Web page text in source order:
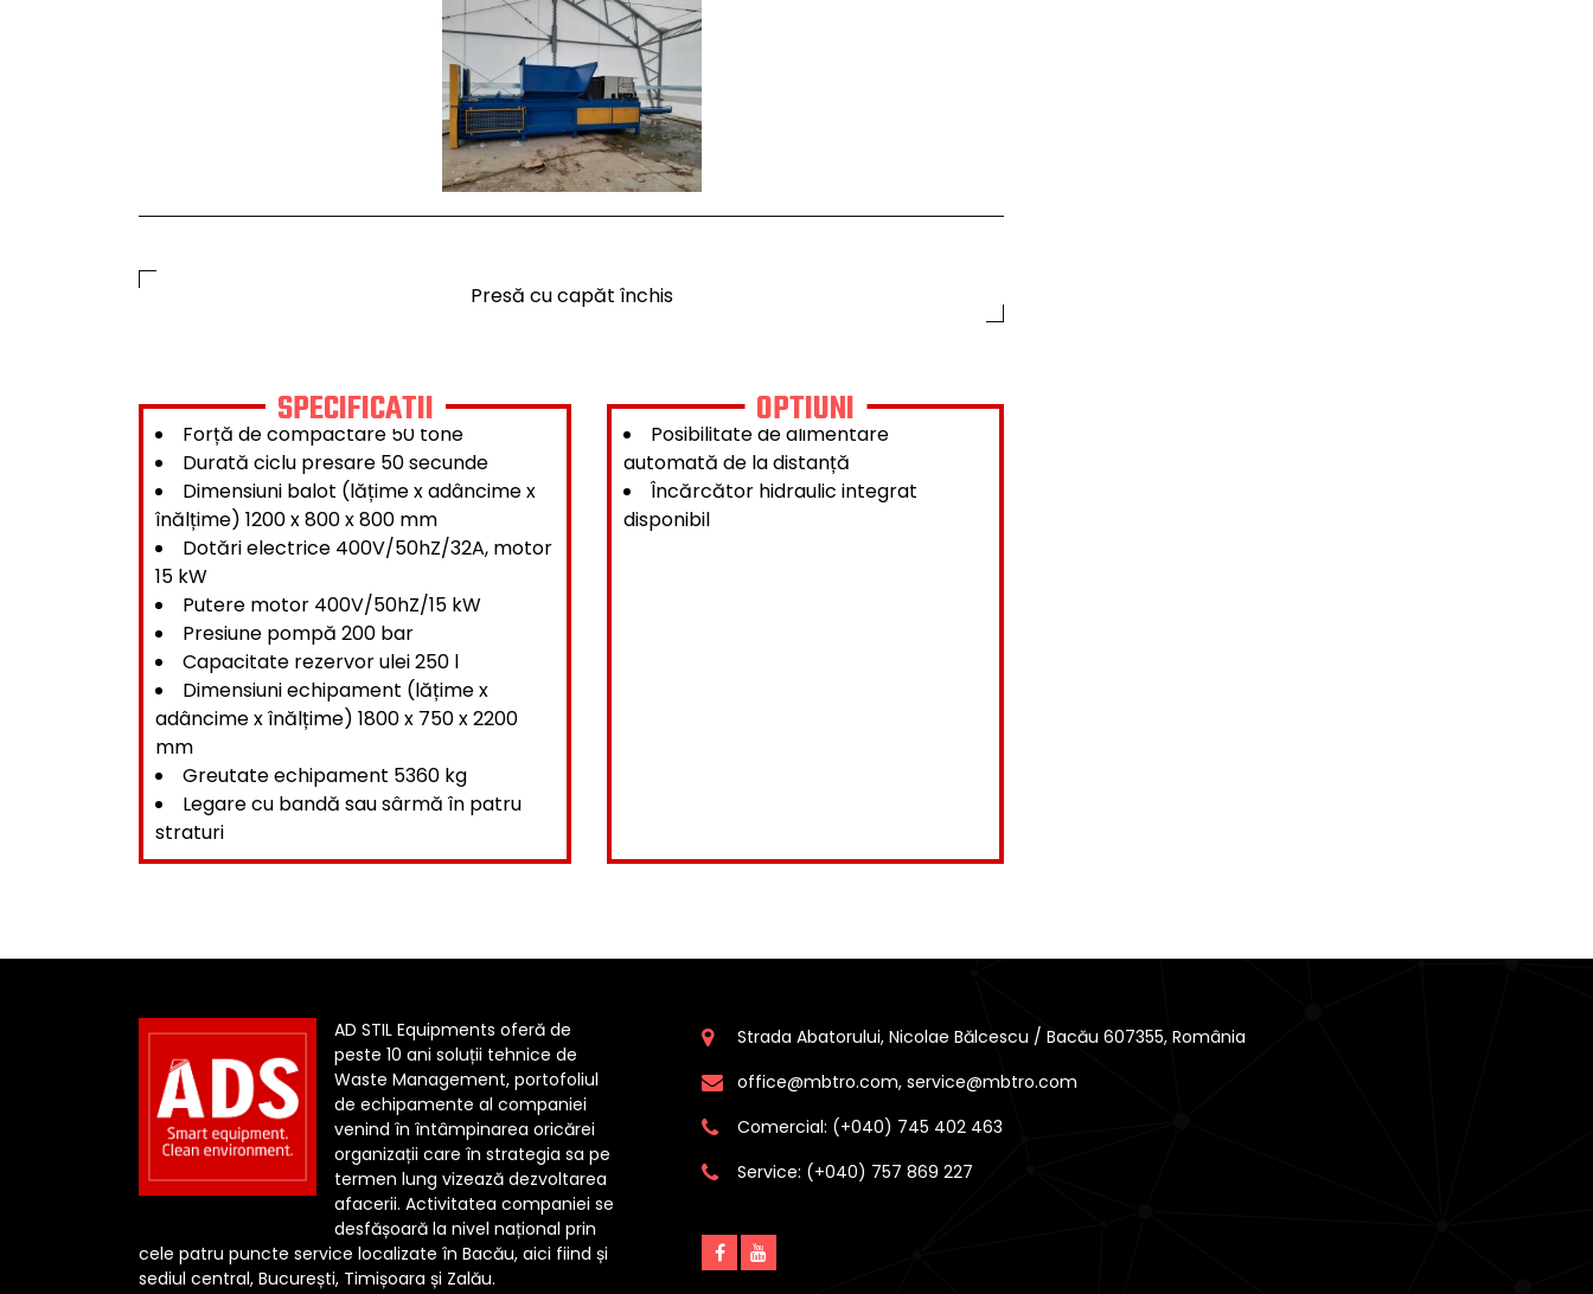
Ușurință în utilizare ca urmare a operării automate
SPECIFICATII
Forță de compactare 50 tone
Durată ciclu presare 50 secunde
Dimensiuni balot (lățime x adâncime x
înălțime) 1200 x 800 x 800 mm
Dotări electrice 400V/50hZ/32A, motor
15 kW
Putere motor 400V/50hZ/15 kW
Presiune pompă 200 bar
Capacitate rezervor ulei 250 l
Dimensiuni echipament (lățime x
adâncime x înălțime) 1800 x 750 x 2200
mm
Greutate echipament 5360 kg
Legare cu bandă sau sârmă în patru
straturi
OPTIUNI
Posibilitate de alimentare
automată de la distanță
Încărcător hidraulic integrat
disponibil
AD STIL Equipments oferă de
peste 10 ani soluții tehnice de
Waste Management, portofoliul
de echipamente al companiei
venind în întâmpinarea oricărei
organizații care în strategia sa pe
termen lung vizează dezvoltarea
afacerii. Activitatea companiei se
desfășoară la nivel național prin
cele patru puncte service localizate în Bacău, aici fiind și
sediul central, București, Timișoara și Zalău.
Strada Abatorului, Nicolae Bălcescu / Bacău 607355, România
office@mbtro.com, service@mbtro.com
Comercial: (+040) 745 402 463
Service: (+040) 757 869 227